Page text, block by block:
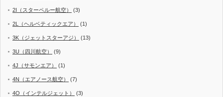
2I（スターペルー航空） (3)
2L（ヘルベティックエア） (1)
3K（ジェットスターアジ） (13)
3U（四川航空） (9)
4J（サモンエア） (1)
4N（エアノース航空） (7)
4O（インテルジェット） (3)